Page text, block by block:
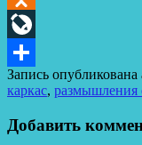
Odnoklassniki
LiveJournal
Отправить
Запись опубликована
каркас, размышления
Добавить